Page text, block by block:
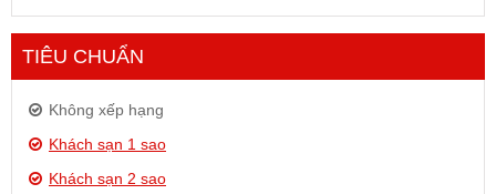
TIÊU CHUẨN
Không xếp hạng
Khách sạn 1 sao
Khách sạn 2 sao